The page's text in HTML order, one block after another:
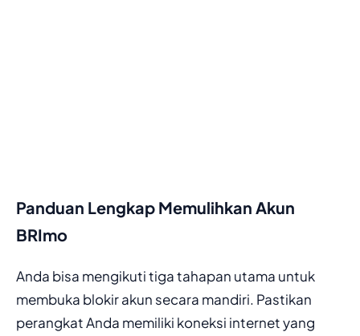
Panduan Lengkap Memulihkan Akun
BRImo
Anda bisa mengikuti tiga tahapan utama untuk
membuka blokir akun secara mandiri. Pastikan
perangkat Anda memiliki koneksi internet yang